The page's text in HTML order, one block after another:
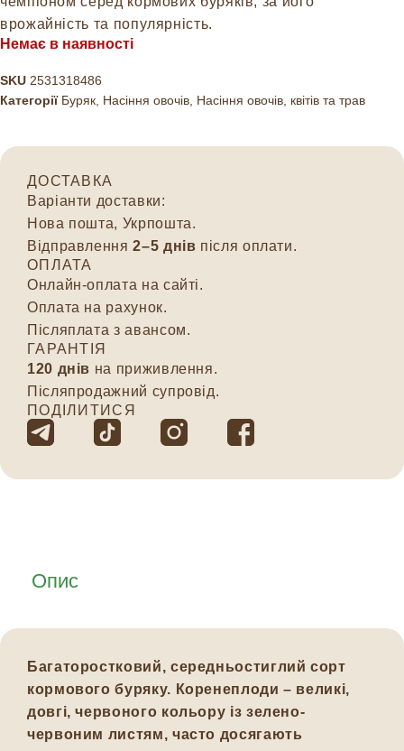
врожайність та популярність.
Немає в наявності
SKU 2531318486
Категорії Буряк Насіння овочів Насіння овочів, квітів та трав
ДОСТАВКА
Варіанти доставки:
Нова пошта, Укрпошта.
Відправлення2–5 днів після оплати.
ОПЛАТА
Онлайн-оплата на сайті.
Оплата на рахунок.
Післяплата з авансом.
ГАРАНТІЯ
120 днів на приживлення.
Післяпродажний супровід.
ПОДІЛИТИСЯ
Опис
Багаторостковий, середньостиглий сорт
кормового буряку. Коренеплоди – великі,
довгі, червоного кольору із зелено-
червоним листям, часто досягають